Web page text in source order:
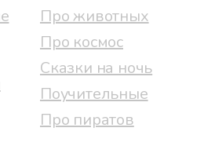
Про животных
Про космос
Сказки на ночь
Поучительные
Про пиратов